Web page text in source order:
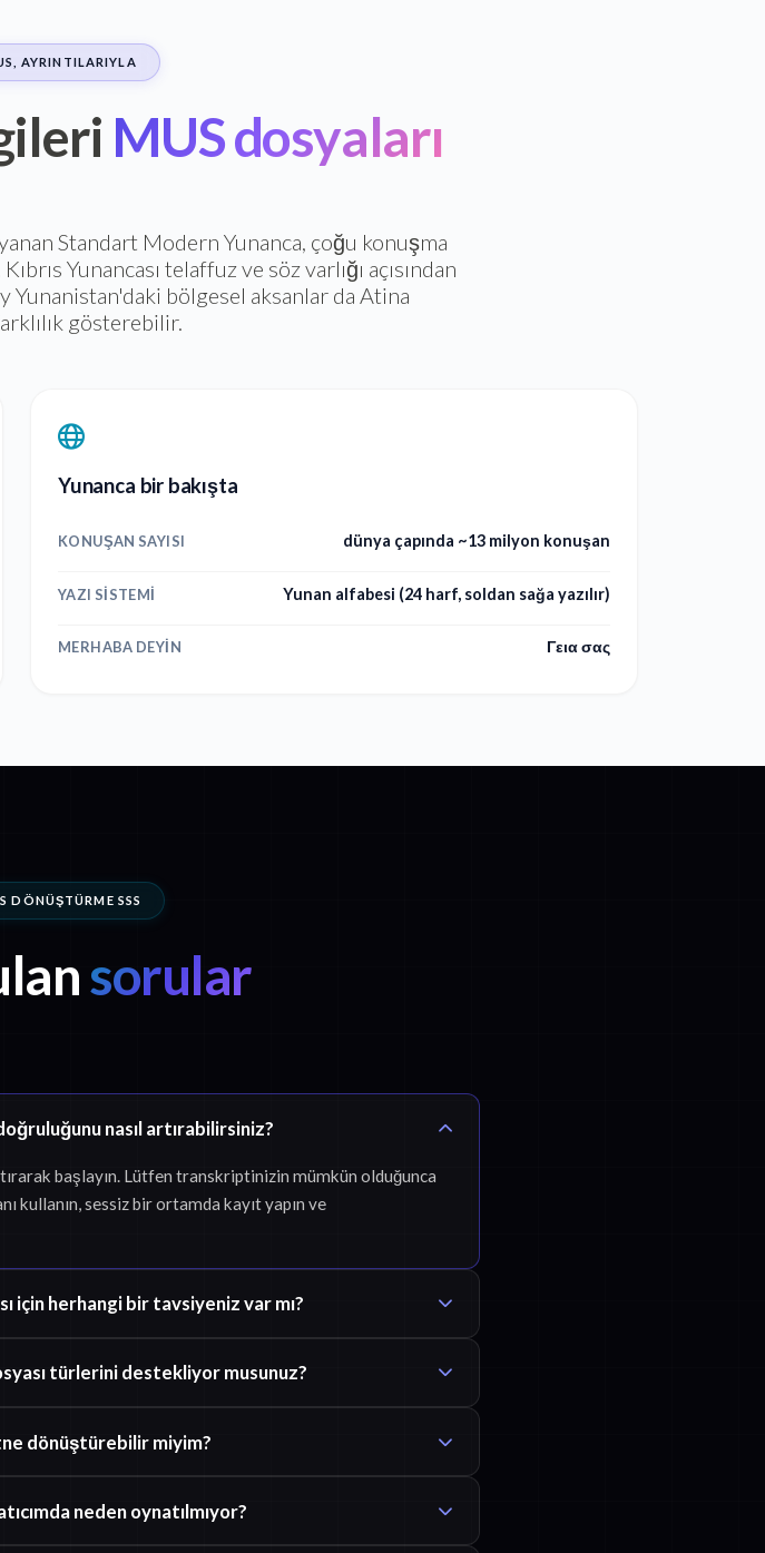
AYRINTILARIYLA
MUS dosyaları
Standart Modern Yunanca, çoğu konuşma
Yunancası telaffuz ve söz varlığı açısından
bölgesel aksanlar da Atina
gösterebilir.
Yunanca bir bakışta
KONUŞAN SAYISI dünya çapında ~13 milyon konuşan
YAZI SISTEMI Yunan alfabesi (24 harf, soldan sağa yazılır)
MERHABA DEYIN Γεια σας
DÖNÜŞTÜRME SSS
sorular
nasıl artırabilirsiniz?
başlayın. Lütfen transkriptinizin mümkün olduğunca
kullanın, sessiz bir ortamda kayıt yapın ve
için herhangi bir tavsiyeniz var mı?
türlerini destekliyor musunuz?
dönüştürebilir miyim?
neden oynatılmıyor?